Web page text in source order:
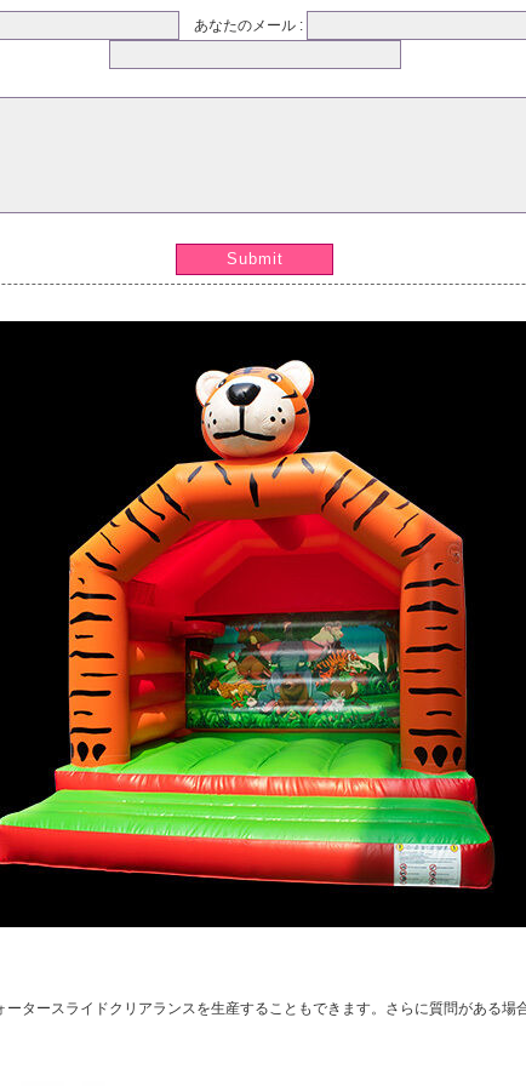
あなたのメール :
Submit
タースライドクリアランスを生産することもできます。さらに質問がある場